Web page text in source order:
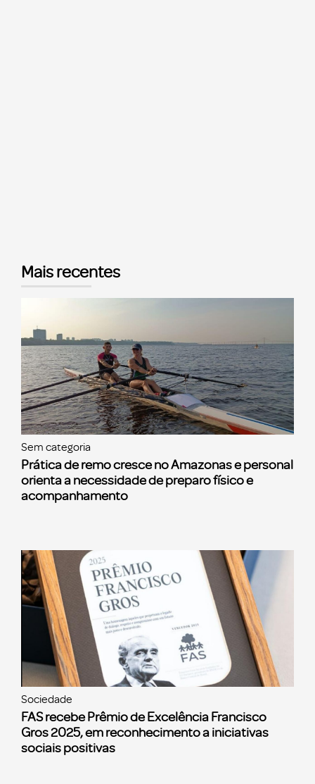
Mais recentes
Sem categoria
Prática de remo cresce no Amazonas e personal
orienta a necessidade de preparo físico e
acompanhamento
Sociedade
FAS recebe Prêmio de Excelência Francisco
Gros 2025, em reconhecimento a iniciativas
sociais positivas